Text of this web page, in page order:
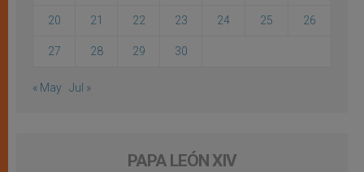
20 21 22 23 24 25 26
27 28 29 30
« May Jul »
PAPA LEÓN XIV